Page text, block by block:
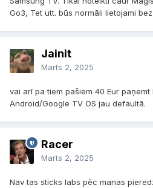
un nu re!Vainu box klāt japiepērk
Cik tad maksā tie TV BOXi?
Pa priekšu piedāvāšu savu TOX1
Go3, Tet utt. būs normāli lietojami
Jainit
Marts 2, 2025
vai arī pa tiem pašiem 40 Eur
Android/Google TV OS jau defaultā.
Racer
Marts 2, 2025
Nav tas sticks labs pēc manas